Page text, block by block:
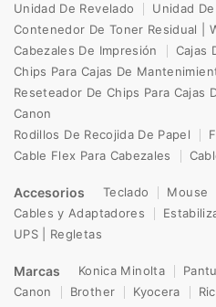
Unidad De Revelado
Unidad
Contenedor De Toner Residual |
Cabezales De Impresión
Cajas
Chips Para Cajas De
Reseteador De Chips Para Cajas
Canon
Rodillos De Recojida De Papel
Cable Flex Para Cabezales
Accesorios Teclado Mouse
Cables y Adaptadores
UPS | Regletas
Marcas Konica Minolta
Canon
Brother Kyocera